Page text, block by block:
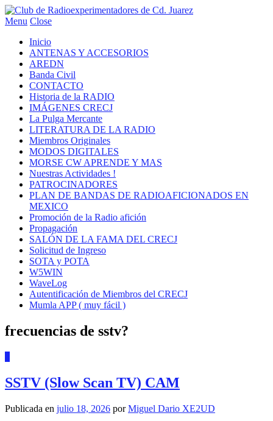
Menu Close
Inicio
ANTENAS Y ACCESORIOS
AREDN
Banda Civil
CONTACTO
Historia de la RADIO
IMÁGENES CRECJ
La Pulga Mercante
LITERATURA DE LA RADIO
Miembros Originales
MODOS DIGITALES
MORSE CW APRENDE Y MAS
Nuestras Actividades !
PATROCINADORES
PLAN DE BANDAS DE RADIOAFICIONADOS EN
MEXICO
Promoción de la Radio afición
Propagación
SALÓN DE LA FAMA DEL CRECJ
Solicitud de Ingreso
SOTA y POTA
W5WIN
WaveLog
Autentificación de Miembros del CRECJ
Mumla APP ( muy fácil )
frecuencias de sstv?
SSTV (Slow Scan TV) CAM
Publicada en julio 18, 2026 porMiguel Dario XE2UD